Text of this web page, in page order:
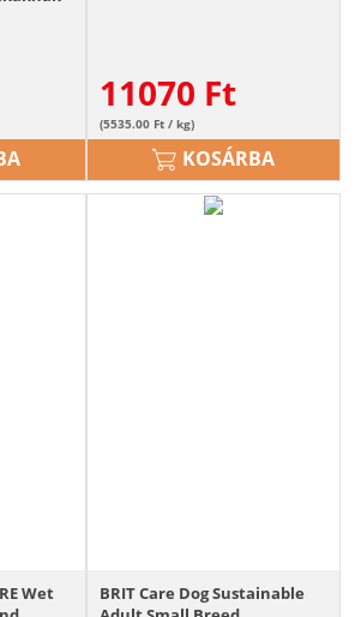
11070 Ft
(5535.00 Ft / kg)
KOSÁRBA
Wet
BRIT Care Dog Sustainable